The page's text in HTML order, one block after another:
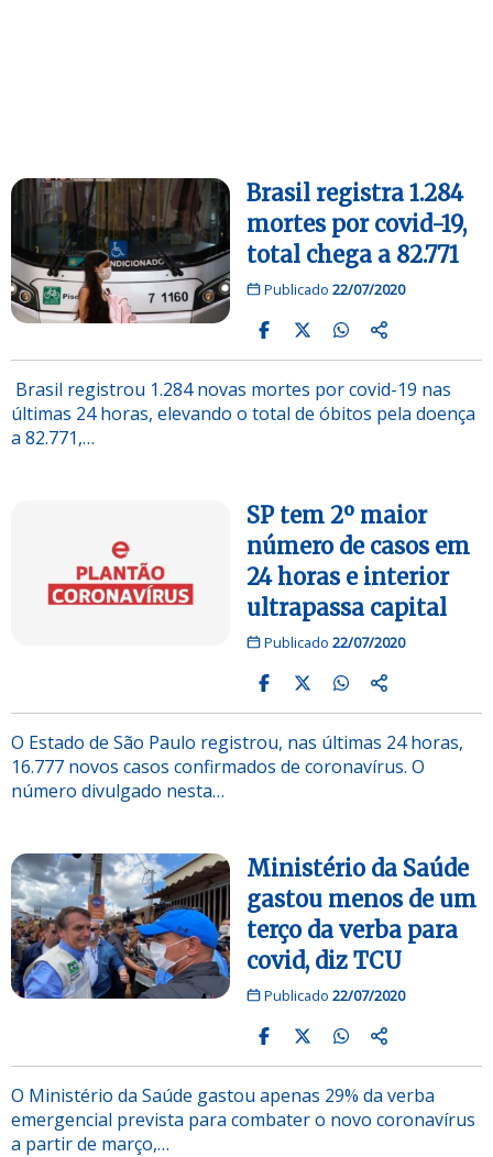
Brasil registra 1.284
mortes por covid-19,
total chega a 82.771
Publicado 22/07/2020
Brasil registrou 1.284 novas mortes por covid-19 nas
últimas 24 horas, elevando o total de óbitos pela doença
a 82.771,…
SP tem 2º maior
número de casos em
24 horas e interior
ultrapassa capital
Publicado 22/07/2020
O Estado de São Paulo registrou, nas últimas 24 horas,
16.777 novos casos confirmados de coronavírus. O
número divulgado nesta…
Ministério da Saúde
gastou menos de um
terço da verba para
covid, diz TCU
Publicado 22/07/2020
O Ministério da Saúde gastou apenas 29% da verba
emergencial prevista para combater o novo coronavírus
a partir de março,…